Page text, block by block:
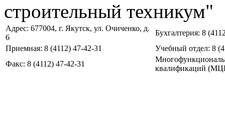
строительный техникум"
Адрес: 677004, г. Якутск, ул. Очиченко, д.
6
Бухгалтерия: 8
Приемная: 8 (4112) 47-42-31
Учебный отдел: 8
Факс: 8 (4112) 47-42-31
квалификаций